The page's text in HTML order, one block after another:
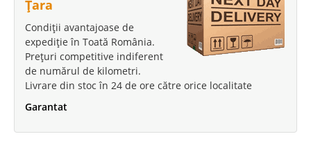
Țara
Condiții avantajoase de
expediție în Toată România.
Prețuri competitive indiferent
de numărul de kilometri.
Livrare din stoc în 24 de ore către orice localitate
Garantat